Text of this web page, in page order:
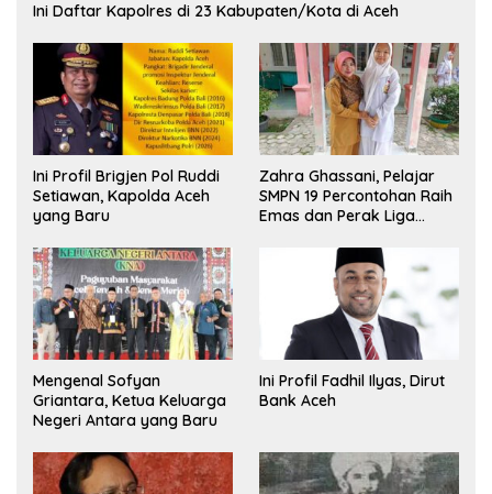
Ini Daftar Kapolres di 23 Kabupaten/Kota di Aceh
Ini Profil Brigjen Pol Ruddi
Setiawan, Kapolda Aceh
yang Baru
Zahra Ghassani, Pelajar
SMPN 19 Percontohan Raih
Emas dan Perak Liga
Mengenal Sofyan
Griantara, Ketua Keluarga
Negeri Antara yang Baru
Ini Profil Fadhil Ilyas, Dirut
Bank Aceh